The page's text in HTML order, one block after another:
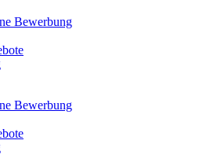
Bewerbung
Bewerbung